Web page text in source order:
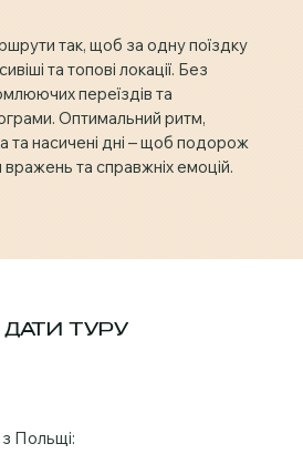
так, щоб за одну поїздку
та топові локації. Без
переїздів та
Оптимальний ритм,
та насичені дні – щоб подорож
та справжніх емоцій.
ДАТИ ТУРУ
Польщі: